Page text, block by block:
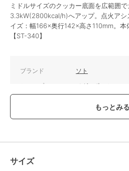
ミドルサイズのクッカー底面を広範囲
3.3kW(2800kcal/h)へアップ。点火アシ
イズ：幅166×奥行142×高さ110mm。本
【ST-340】
ブランド ソト
ショップ メガスポーツ
サイズ